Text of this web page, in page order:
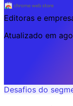
Editoras e
Atualizado em
Desafios do